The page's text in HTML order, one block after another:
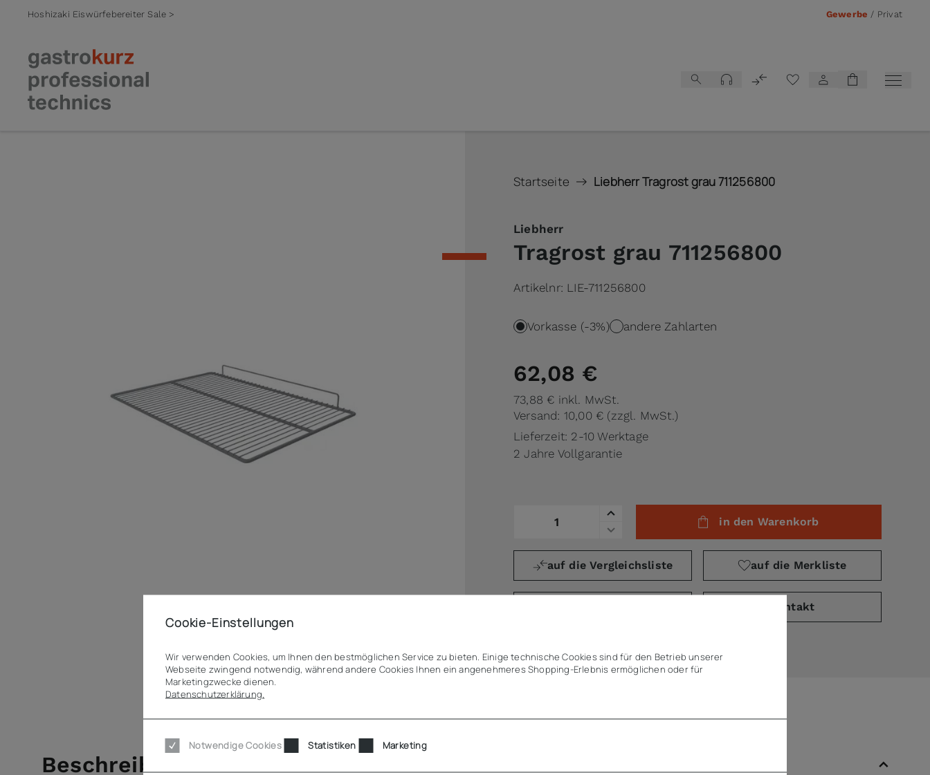
Hoshizaki Eiswürfebereiter Sale > Gewerbe / Privat
Startseite Liebherr Tragrost grau 711256800
Liebherr
Tragrost grau 711256800
Artikelnr: LIE-711256800
Vorkasse (-3%) andere Zahlarten
62,08 €
73,88 € inkl. MwSt.
Versand: 10,00 € (zzgl. MwSt.)
Lieferzeit: 2-10 Werktage
2 Jahre Vollgarantie
in den Warenkorb
auf die Vergleichsliste auf die Merkliste
Kontakt
Beschreibung
Cookie-Einstellungen
Wir verwenden Cookies, um Ihnen den bestmöglichen Service zu bieten. Einige technische Cookies sind für den Betrieb unserer
Webseite zwingend notwendig, während andere Cookies Ihnen ein angenehmeres Shopping-Erlebnis ermöglichen oder für
Marketingzwecke dienen.
Datenschutzerklärung.
Notwendige Cookies Statistiken Marketing